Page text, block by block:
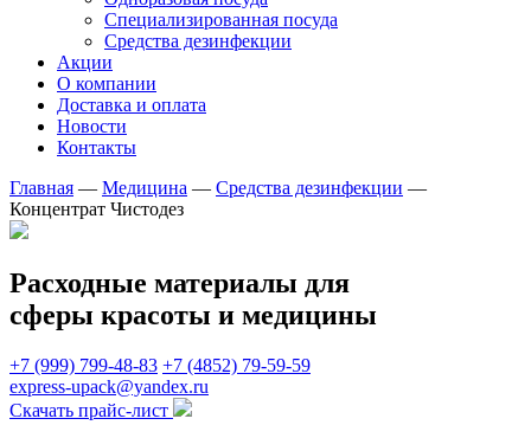
Специализированная посуда
Средства дезинфекции
Акции
О компании
Доставка и оплата
Новости
Контакты
Главная — Медицина — Средства дезинфекции —
Концентрат Чистодез
Расходные материалы для
сферы красоты и медицины
+7 (999) 799-48-83 +7 (4852) 79-59-59
express-upack@yandex.ru
Скачать прайс-лист